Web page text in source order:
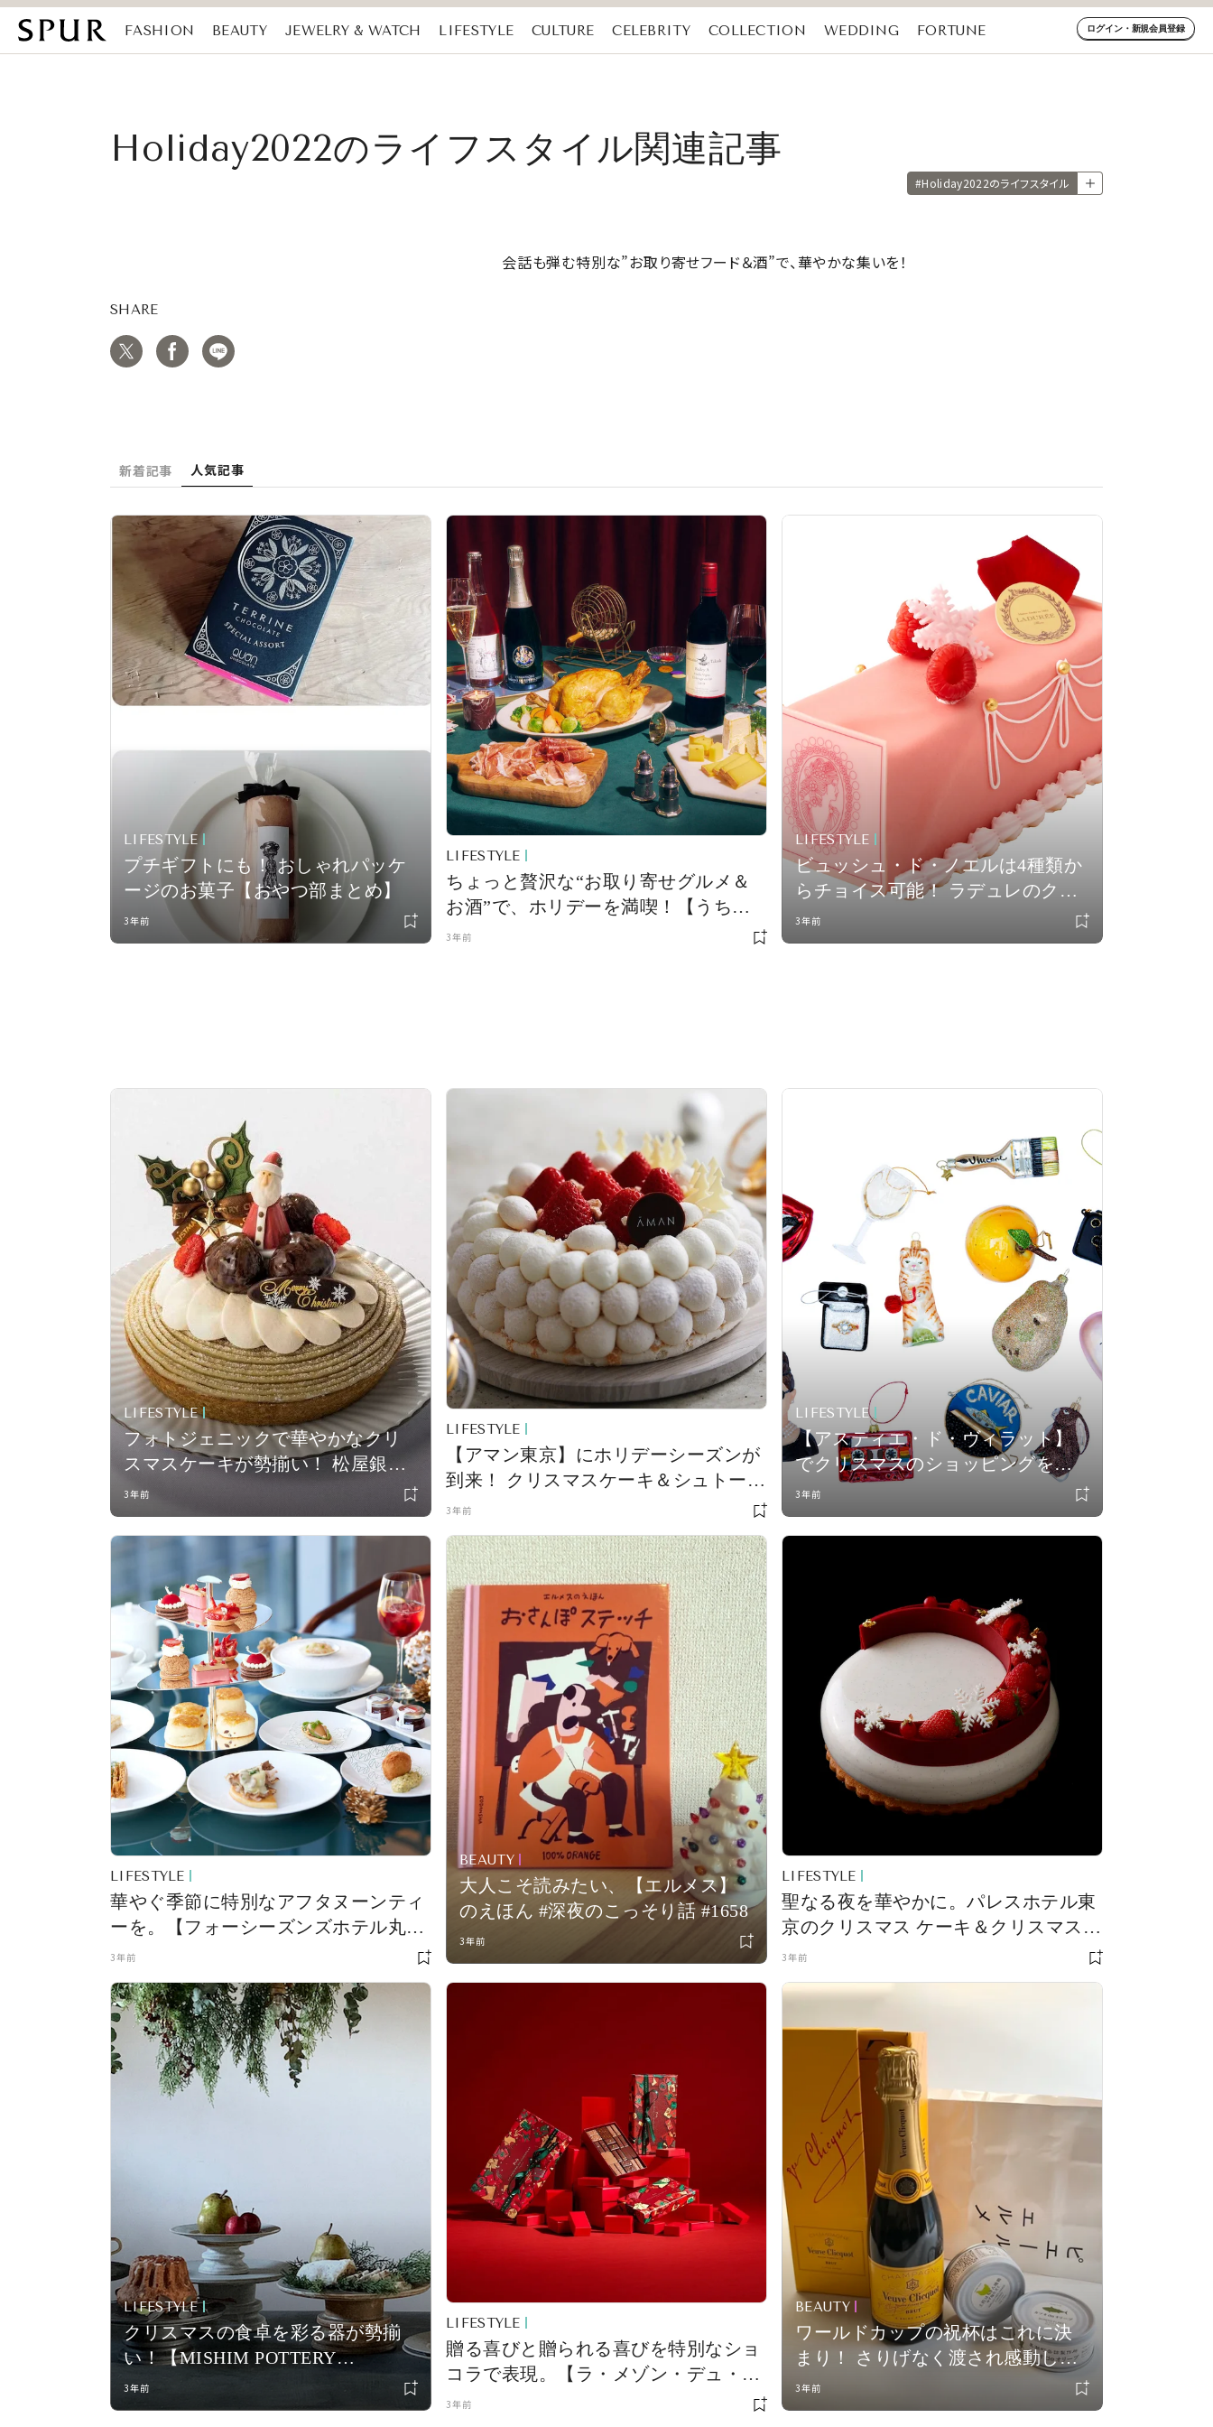
FASHION BEAUTY JEWELRY & WATCH LIFESTYLE CULTURE CELEBRITY COLLECTION WEDDING
FORTUNE
ログイン・新規会員登録
Holiday2022のライフスタイル関連記事
#Holiday2022のライフスタイル
SHARE
会話も弾む特別な”お取り寄せフード＆酒”で、華やかな集いを！
新着記事 人気記事
LIFESTYLE
プチギフトにも！ おしゃれパッケ
ージのお菓子【おやつ部まとめ】
3年前
LIFESTYLE
ちょっと贅沢な“お取り寄せグルメ＆
お酒”で、ホリデーを満喫！【うち飲
み向上委員会vol.32】
3年前
LIFESTYLE
ビュッシュ・ド・ノエルは4種類か
らチョイス可能！ ラデュレのクリ
スマスケーキが予約受付をスター
ト
3年前
LIFESTYLE
フォトジェニックで華やかなクリ
スマスケーキが勢揃い！ 松屋銀座
でクリスマスケーキの予約を受付
中
3年前
LIFESTYLE
【アマン東京】にホリデーシーズンが
到来！ クリスマスケーキ＆シュトーレ
ンの予約受付がスタート
3年前
LIFESTYLE
【アスティエ・ド・ヴィラット】
でクリスマスのショッピングを満
喫！ 伊勢丹新宿店に「アスティ
エ・ド・ヴィラットのマルシェ・
ド・ノエル」がオープン
3年前
LIFESTYLE
華やぐ季節に特別なアフタヌーンティ
ーを。【フォーシーズンズホテル丸の
内 東京】で「フェスティブ・アフタヌ
ーンティ」を堪能
3年前
BEAUTY
大人こそ読みたい、【エルメス】
のえほん #深夜のこっそり話 #1658
3年前
LIFESTYLE
聖なる夜を華やかに。パレスホテル東
京のクリスマス ケーキ＆クリスマス
ブレッドが予約スタート
3年前
LIFESTYLE
クリスマスの食卓を彩る器が勢揃
い！【MISHIM POTTERY
CREATION】、無印良品 銀座にて
ポップアップストアを開催
3年前
LIFESTYLE
贈る喜びと贈られる喜びを特別なショ
コラで表現。【ラ・メゾン・デュ・シ
ョコラ】の「ノエル アプソリュマン
3年前
BEAUTY
ワールドカップの祝杯はこれに決
まり！ さりげなく渡され感動し
た、洒落てる【グルメギフト】 #深
夜のこっそり話 #1650
3年前